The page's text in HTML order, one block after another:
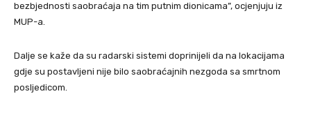
bezbjednosti saobraćaja na tim putnim dionicama”, ocjenjuju iz
MUP-a.
Dalje se kaže da su radarski sistemi doprinijeli da na lokacijama
gdje su postavljeni nije bilo saobraćajnih nezgoda sa smrtnom
posljedicom.